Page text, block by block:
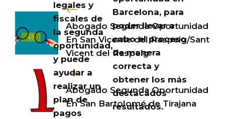
legales y
fiscales de
la segunda
oportunidad,
y puede
ayudar a
realizar un
plan de
pagos
Barcelona, para
poder llevar a
cabo el proceso
de manera
correcta y
obtener los más
destacados
resultados.
Abogado Segunda Oportunidad
En San Vicente del Raspeig/Sant
Vicent del Raspeig
Abogado Segunda Oportunidad
En San Bartolomé de Tirajana